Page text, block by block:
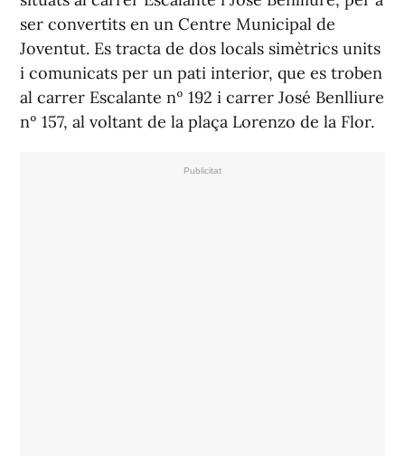
ser convertits en un Centre Municipal de
Joventut. Es tracta de dos locals simètrics units
i comunicats per un pati interior, que es troben
al carrer Escalante nº 192 i carrer José Benlliure
nº 157, al voltant de la plaça Lorenzo de la Flor.